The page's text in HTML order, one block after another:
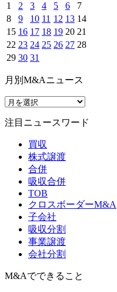
1
2 3 4 5 6
7
8
9 10 11 12 13 14
15 16 17 18 19 20 21
22 23 24 25 26 27 28
29 30 31
月別M&Aニュース
注目ニュースワード
買収
株式譲渡
合併
吸収合併
TOB
クロスボーダーM&A
子会社
吸収分割
事業譲渡
会社分割
M&Aでできること